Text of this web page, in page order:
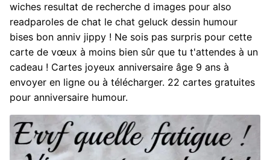
wiches resultat de recherche d images pour also
readparoles de chat le chat geluck dessin humour
bises bon anniv jippy ! Ne sois pas surpris pour cette
carte de vœux à moins bien sûr que tu t'attendes à un
cadeau ! Cartes joyeux anniversaire âge 9 ans à
envoyer en ligne ou à télécharger. 22 cartes gratuites
pour anniversaire humour.